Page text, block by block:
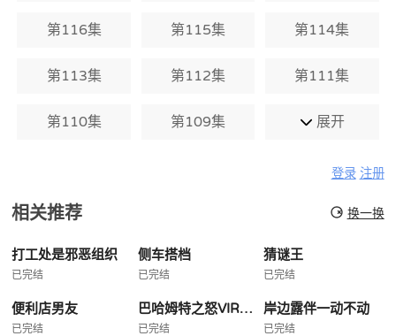
第116集 第115集 第114集
第113集 第112集 第111集
第110集 第109集 展开
登录 注册
相关推荐 换一换
打工处是邪恶组织
已完结
侧车搭档
已完结
猜谜王
已完结
便利店男友
已完结
巴哈姆特之怒VIRGINSOUL
已完结
岸边露伴一动不动
已完结